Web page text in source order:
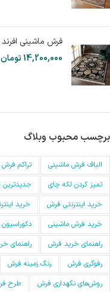
فرش ماشینی افرند 500 شانه زمینه مشکی مدل گلبن
14,200,000تومان
برچسب محبوب وبلاگ
الیاف فرش ماشینی تراکم فرش 1200 شانه
تمیز کردن لکه چای
خرید اینترنتی فرش
خرید
خرید فرش ماشینی
راهنمای خرید فرش
راهنمای
رفوگری فرش
رنگ زمینه فرش
روش‌های نگهداری فرش
طرح